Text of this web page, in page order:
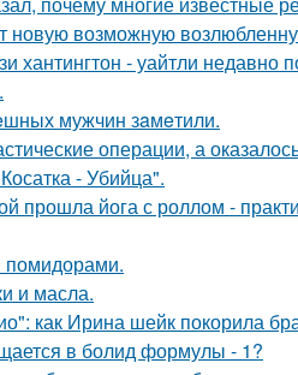
новую возможную
хантингтон - уайтли
мужчин зaмeтили.
операции, а
- Убийца".
прошла йога с роллом -
помидорами.
и масла.
как Ирина шейк покорила
в болид формулы - 1?